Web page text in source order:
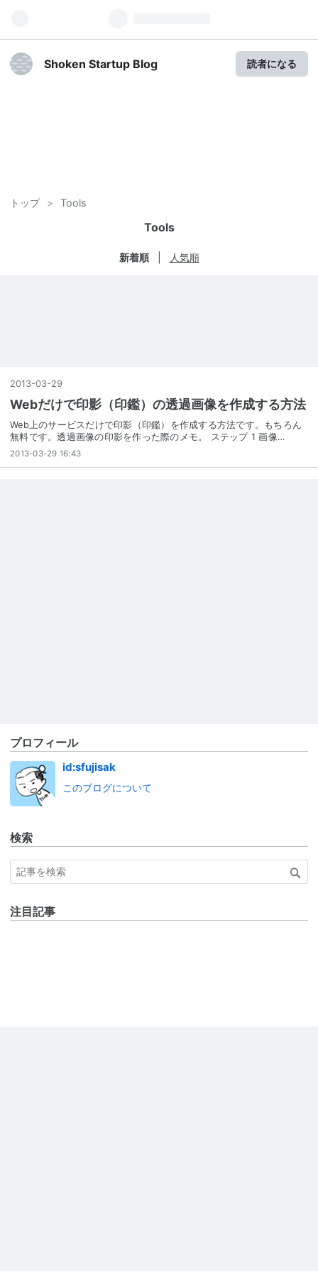
Shoken Startup Blog 読者になる
トップ > Tools
Tools
新着順 人気順
2013-03-29
Webだけで印影（印鑑）の透過画像を作成する方法
Web上のサービスだけで印影（印鑑）を作成する方法です。もちろん
無料です。透過画像の印影を作った際のメモ。 ステップ 1 画像…
2013-03-29 16:43
プロフィール
id:sfujisak
このブログについて
検索
注目記事